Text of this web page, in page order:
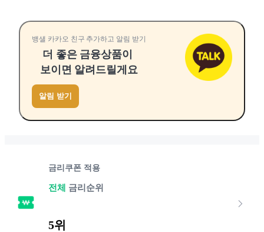
뱅샐 카카오 친구 추가하고 알림 받기
더 좋은 금융상품이
보이면 알려드릴게요
알림 받기
금리쿠폰 적용
전체 금리순위
5위